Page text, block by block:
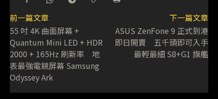
前一篇文章
55 吋 4K 曲面屏幕 +
Quantum Mini LED + HDR
2000 + 165Hz 刷新率 地
表最強電競屏幕 Samsung
Odyssey Ark
下一篇文章
ASUS ZenFone 9 正式到港
即日開賣 五千頭即可入手
最輕最細 S8+G1 旗艦